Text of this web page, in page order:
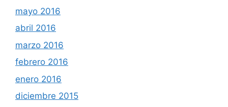
mayo 2016
abril 2016
marzo 2016
febrero 2016
enero 2016
diciembre 2015